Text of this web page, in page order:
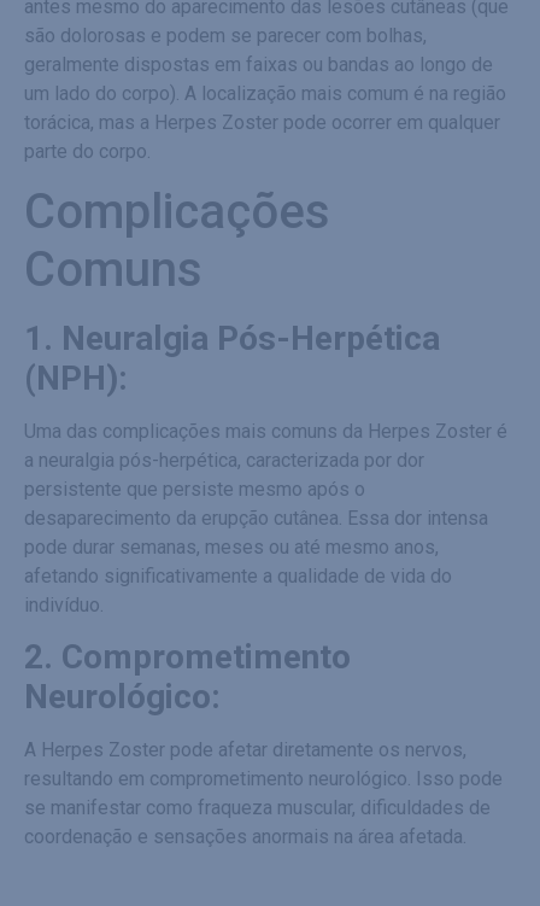
antes mesmo do aparecimento das lesões cutâneas (que
são dolorosas e podem se parecer com bolhas,
geralmente dispostas em faixas ou bandas ao longo de
um lado do corpo). A localização mais comum é na região
torácica, mas a Herpes Zoster pode ocorrer em qualquer
parte do corpo.
Complicações
Comuns
1. Neuralgia Pós-Herpética
(NPH):
Uma das complicações mais comuns da Herpes Zoster é
a neuralgia pós-herpética, caracterizada por dor
persistente que persiste mesmo após o
desaparecimento da erupção cutânea. Essa dor intensa
pode durar semanas, meses ou até mesmo anos,
afetando significativamente a qualidade de vida do
indivíduo.
2. Comprometimento
Neurológico:
A Herpes Zoster pode afetar diretamente os nervos,
resultando em comprometimento neurológico. Isso pode
se manifestar como fraqueza muscular, dificuldades de
coordenação e sensações anormais na área afetada.